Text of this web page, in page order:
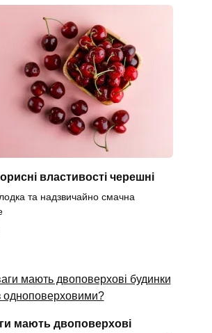
властивості черешні
та надзвичайно смачна
мають двоповерхові